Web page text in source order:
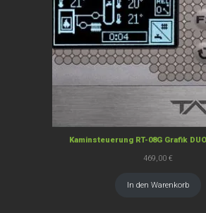
Kaminsteuerung RT-08G Grafik
469,00 €
In den Warenkorb